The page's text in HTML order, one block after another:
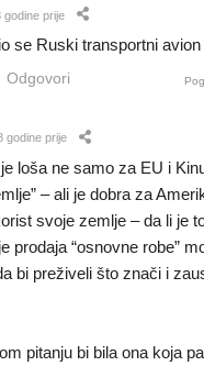
godine prije
se Ruski transportni avion
Odgovori
godine prije
loša ne samo za EU i
– ali je dobra za
svoje zemlje – da li je
prodaja “osnovne robe”
bi preživeli što znači i
pitanju bi bila ona koja